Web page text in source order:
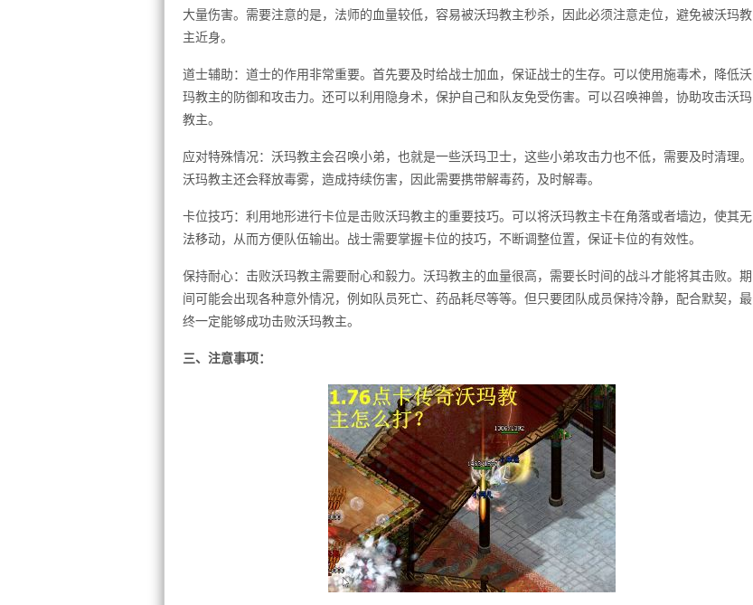
大量伤害。需要注意的是，法师的血量较低，容易被沃玛教主秒杀，因此必须注意走位，避免被沃玛教
主近身。
道士辅助：道士的作用非常重要。首先要及时给战士加血，保证战士的生存。可以使用施毒术，降低沃
玛教主的防御和攻击力。还可以利用隐身术，保护自己和队友免受伤害。可以召唤神兽，协助攻击沃玛
教主。
应对特殊情况：沃玛教主会召唤小弟，也就是一些沃玛卫士，这些小弟攻击力也不低，需要及时清理。
沃玛教主还会释放毒雾，造成持续伤害，因此需要携带解毒药，及时解毒。
卡位技巧：利用地形进行卡位是击败沃玛教主的重要技巧。可以将沃玛教主卡在角落或者墙边，使其无
法移动，从而方便队伍输出。战士需要掌握卡位的技巧，不断调整位置，保证卡位的有效性。
保持耐心：击败沃玛教主需要耐心和毅力。沃玛教主的血量很高，需要长时间的战斗才能将其击败。期
间可能会出现各种意外情况，例如队员死亡、药品耗尽等等。但只要团队成员保持冷静，配合默契，最
终一定能够成功击败沃玛教主。
三、注意事项：